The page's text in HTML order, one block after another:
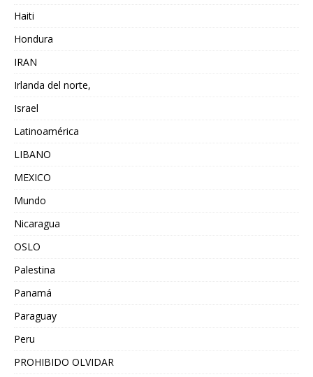
Haiti
Hondura
IRAN
Irlanda del norte,
Israel
Latinoamérica
LIBANO
MEXICO
Mundo
Nicaragua
OSLO
Palestina
Panamá
Paraguay
Peru
PROHIBIDO OLVIDAR